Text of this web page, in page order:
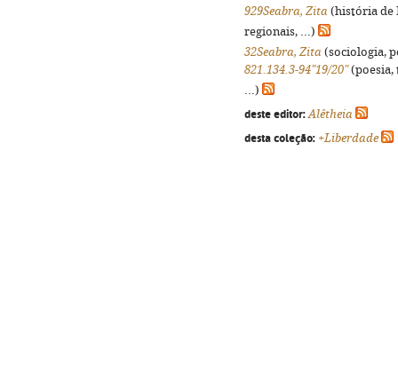
929Seabra, Zita (história de
regionais, ...)
32Seabra, Zita (sociologia,
821.134.3-94"19/20"(poesia,
...)
deste editor: Alêtheia
desta coleção: +Liberdade